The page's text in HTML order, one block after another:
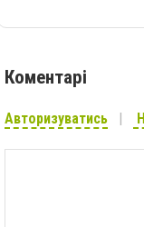
Коментарі
Авторизуватись